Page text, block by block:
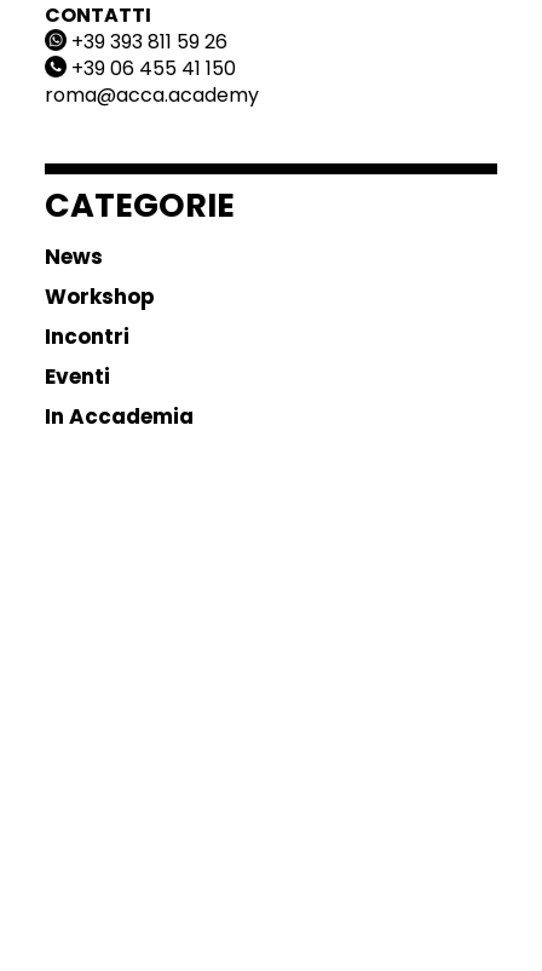
CONTATTI
+39 393 811 59 26
+39 06 455 41 150
roma@acca.academy
CATEGORIE
News
Workshop
Incontri
Eventi
In Accademia